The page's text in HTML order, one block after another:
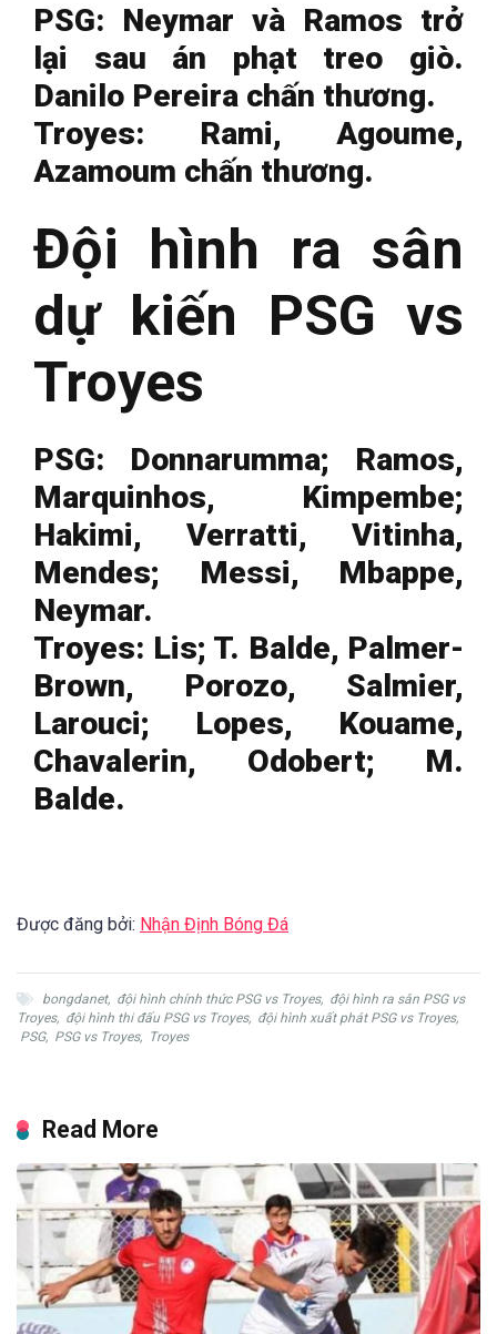
PSG: Neymar và Ramos trở
lại sau án phạt treo giò.
Danilo Pereira chấn thương.
Troyes: Rami, Agoume,
Azamoum chấn thương.
Đội hình ra sân
dự kiến PSG vs
Troyes
PSG: Donnarumma; Ramos,
Marquinhos, Kimpembe;
Hakimi, Verratti, Vitinha,
Mendes; Messi, Mbappe,
Neymar.
Troyes: Lis; T. Balde, Palmer-
Brown, Porozo, Salmier,
Larouci; Lopes, Kouame,
Chavalerin, Odobert; M.
Balde.
Được đăng bởi: Nhận Định Bóng Đá
bongdanet, đội hình chính thức PSG vs Troyes, đội hình ra sân PSG vs
Troyes, đội hình thi đấu PSG vs Troyes, đội hình xuất phát PSG vs Troyes,
PSG, PSG vs Troyes, Troyes
Read More